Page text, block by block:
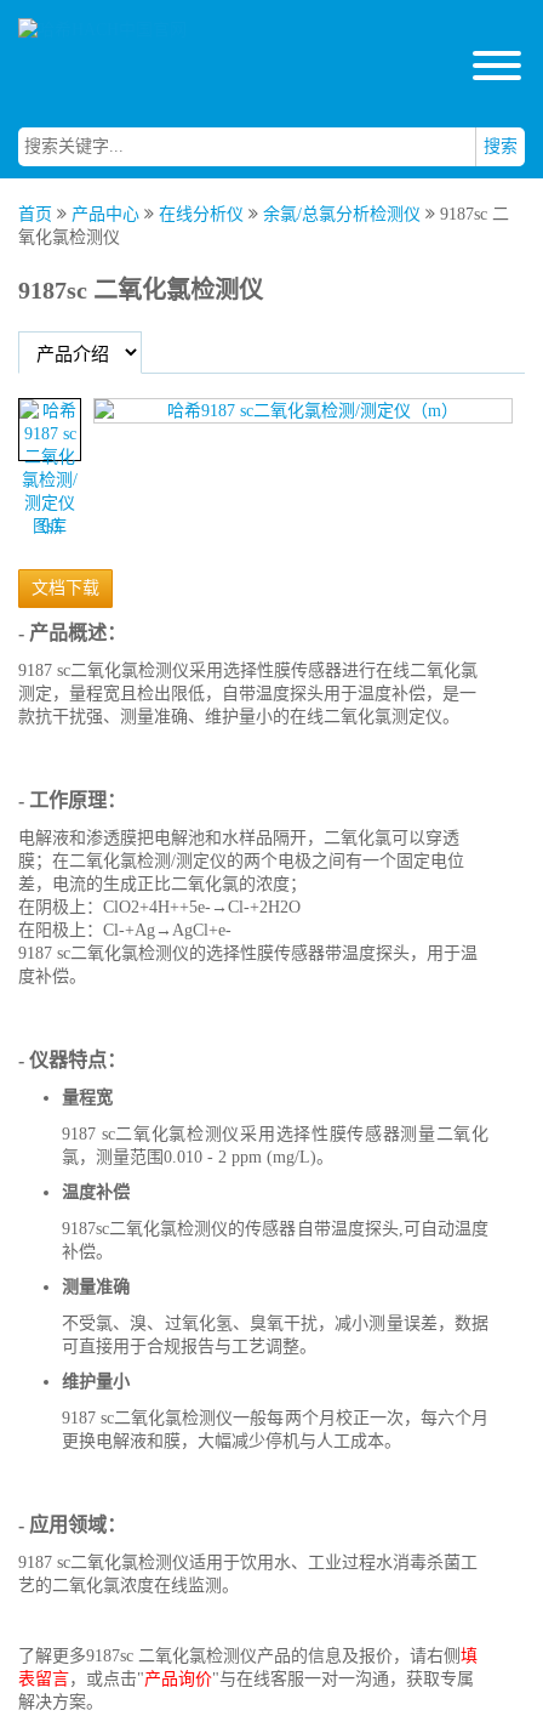
搜索
首页 产品中心 在线分析仪 余氯/总氯分析检测仪
9187sc 二
氧化氯检测仪
9187sc 二氧化氯检测仪
图库
文档下载
- 产品概述：
9187 sc二氧化氯检测仪采用选择性膜传感器进行在线二氧化氯
测定，量程宽且检出限低，自带温度探头用于温度补偿，是一
款抗干扰强、测量准确、维护量小的在线二氧化氯测定仪。
- 工作原理：
电解液和渗透膜把电解池和水样品隔开，二氧化氯可以穿透
膜；在二氧化氯检测/测定仪的两个电极之间有一个固定电位
差，电流的生成正比二氧化氯的浓度；
在阴极上：ClO2+4H++5e-→Cl-+2H2O
在阳极上：Cl-+Ag→AgCl+e-
9187 sc二氧化氯检测仪的选择性膜传感器带温度探头，用于温
度补偿。
- 仪器特点：
量程宽
9187 sc二氧化氯检测仪采用选择性膜传感器测量二氧化
氯，测量范围0.010 - 2 ppm (mg/L)。
温度补偿
9187sc二氧化氯检测仪的传感器自带温度探头,可自动温度
补偿。
测量准确
不受氯、溴、过氧化氢、臭氧干扰，减小测量误差，数据
可直接用于合规报告与工艺调整。
维护量小
9187 sc二氧化氯检测仪一般每两个月校正一次，每六个月
更换电解液和膜，大幅减少停机与人工成本。
- 应用领域：
9187 sc二氧化氯检测仪适用于饮用水、工业过程水消毒杀菌工
艺的二氧化氯浓度在线监测。
了解更多9187sc 二氧化氯检测仪产品的信息及报价，请右侧 填
表留言，或点击"产品询价"与在线客服一对一沟通，获取专属
解决方案。